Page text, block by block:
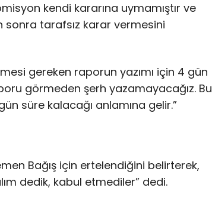
kendi kararına uymamıştır ve
sonra tarafsız karar vermesini
gereken raporun yazımı için 4 gün
görmeden şerh yazamayacağız. Bu
süre kalacağı anlamına gelir.”
Bağış için ertelendiğini belirterek,
dedik, kabul etmediler” dedi.